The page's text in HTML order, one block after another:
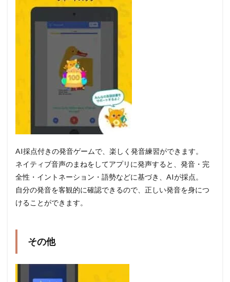
AI採点付きの発音ゲームで、楽しく発音練習ができます。
ネイティブ音声のまねをしてアプリに発声すると、発音・完
全性・イントネーション・語勢などに基づき、AIが採点。
自分の発音を客観的に確認できるので、正しい発音を身につ
けることができます。
その他